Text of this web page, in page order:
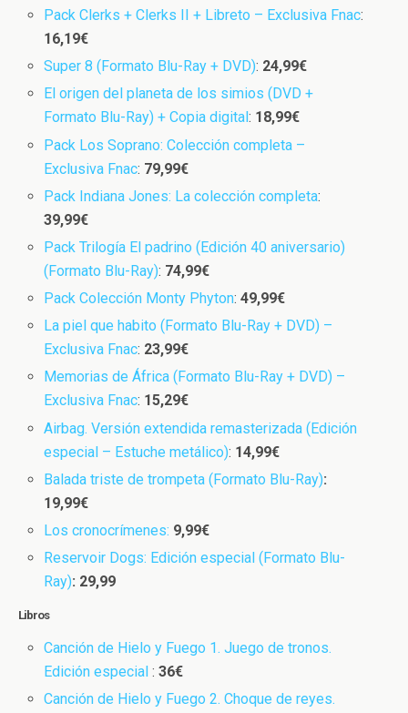
Pack Clerks + Clerks II + Libreto – Exclusiva Fnac:
16,19€
Super 8 (Formato Blu-Ray + DVD): 24,99€
El origen del planeta de los simios (DVD +
Formato Blu-Ray) + Copia digital: 18,99€
Pack Los Soprano: Colección completa –
Exclusiva Fnac: 79,99€
Pack Indiana Jones: La colección completa:
39,99€
Pack Trilogía El padrino (Edición 40 aniversario)
(Formato Blu-Ray): 74,99€
Pack Colección Monty Phyton:49,99€
La piel que habito (Formato Blu-Ray + DVD) –
Exclusiva Fnac: 23,99€
Memorias de África (Formato Blu-Ray + DVD) –
Exclusiva Fnac: 15,29€
Airbag. Versión extendida remasterizada (Edición
especial – Estuche metálico): 14,99€
Balada triste de trompeta (Formato Blu-Ray):
19,99€
Los cronocrímenes: 9,99€
Reservoir Dogs: Edición especial (Formato Blu-
Ray): 29,99
Libros
Canción de Hielo y Fuego 1. Juego de tronos.
Edición especial: 36€
Canción de Hielo y Fuego 2. Choque de reyes.